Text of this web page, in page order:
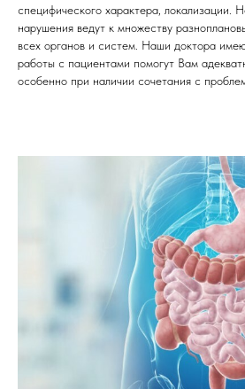
специфического характера, локализации.
нарушения ведут к множеству
всех органов и систем. Наши доктора
работы с пациентами помогут Вам
особенно при наличии сочетания с